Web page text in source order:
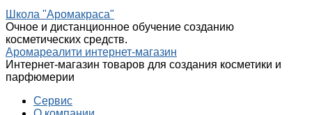
Школа "Аромакраса"
Очное и дистанционное обучение созданию
косметических средств.
Аромареалити интернет-магазин
Интернет-магазин товаров для создания косметики и
парфюмерии
Сервис